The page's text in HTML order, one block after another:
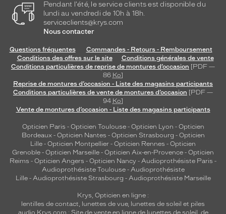
Pendant l'été, le service clients est disponible du
lundi au vendredi de 10h à 18h.
serviceclients@krys.com
Nous contacter
Questions fréquentes
Commandes - Retours - Remboursement
Conditions des offres sur le site
Conditions générales de vente
Conditions particulières de reprise de montures d’occasion [PDF —
86 Ko]
Reprise de montures d’occasion - Liste des magasins participants
Conditions particulières de vente de montures d’occasion [PDF —
94 Ko]
Vente de montures d’occasion - Liste des magasins participants
Opticien Paris - Opticien Toulouse- Opticien Lyon - Opticien
Bordeaux- Opticien Nantes - Opticien Strasbourg - Opticien
Lille - Opticien Montpellier - Opticien Rennes - Opticien
Grenoble - Opticien Marseille - Opticien Aix-en-Provence - Opticien
Reims - Opticien Angers - Opticien Nancy - Audioprothésiste Paris -
Audioprothésiste Toulouse- Audioprothésiste
Lille- Audioprothésiste Strasbourg - Audioprothésiste Marseille
Krys, Opticien en ligne :
lentilles de contact, lunettes de vue, lunettes de soleil et piles
audio Krys.com : Site de vente en ligne de lunettes de soleil, de